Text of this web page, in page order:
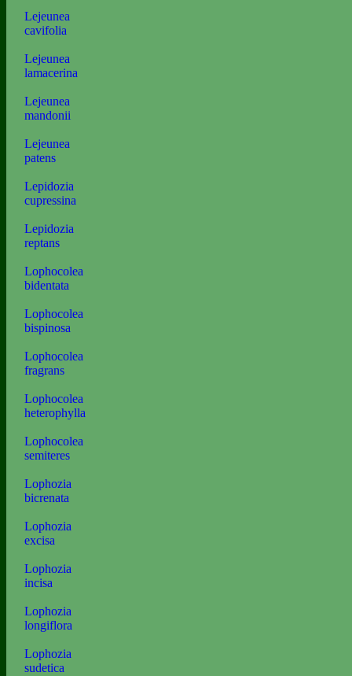
Lejeunea
cavifolia
Lejeunea
lamacerina
Lejeunea
mandonii
Lejeunea
patens
Lepidozia
cupressina
Lepidozia
reptans
Lophocolea
bidentata
Lophocolea
bispinosa
Lophocolea
fragrans
Lophocolea
heterophylla
Lophocolea
semiteres
Lophozia
bicrenata
Lophozia
excisa
Lophozia
incisa
Lophozia
longiflora
Lophozia
sudetica